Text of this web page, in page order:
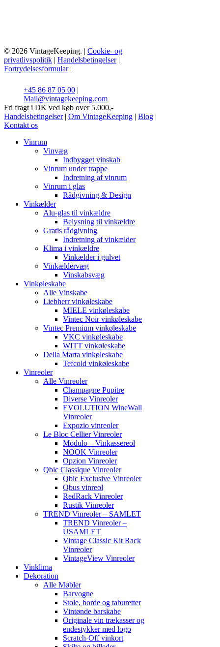
© 2026 VintageKeeping. | Cookie- og
privatlivspolitik | Handelsbetingelser|
Fortrydelsesformular|
+45 86 87 05 00 |
Mail@vintagekeeping.com
Fri fragt i DK ved køb over 5.000,-
Handelsbetingelser| Om VintageKeeping | Blog |
Kontakt os
Vinrum
Vinvæg
Indbygget vinskab
Vinrum under trappe
Indretning af vinrum
Vinrum i glas
Rådgivning & Design
Vinkælder
Alu-glas til vinkældre
Belysning til vinkældre
Gratis rådgivning
Indretning af vinkælder
Klima i vinkældre
Vinkælder i gulvet
Vinkældervæg
Vinskabsvæg
Vinkøleskabe
Alle Vinskabe
Liebherr vinkøleskabe
MIELE vinkøleskabe
Vintec Noir vinkøleskabe
Vintec Premium vinkøleskabe
VKC vinkøleskabe
WITT vinkøleskabe
Della Marta vinkøleskabe
Tefcold vinkøleskabe
Vinreoler
Alle Vinreoler
Champagne Pupitre
Diverse Vinreoler
EVOLUTION WineWall
Vinreoler
Expozio vinreoler
Le Bloc Cellier Vinreoler
Modulo – Vinkassereol
NOOK Vinreoler
Opzion Vinreoler
Qbic Classique Vinreoler
Qbic Exclusive Vinreoler
Qbus vinreol
RedRack Vinreoler
Rustik Vinreoler
TREND Vinreoler – SAMLET
TREND Vinreoler –
USAMLET
Vintage Classic Kit Rack
Vinreoler
VintageView Vinreoler
Vinklima
Dekoration
Alle Møbler
Barvogne
Stole, borde og taburetter
Vintønde barskabe
Originale vin trækasser og
endestykker med logo
Scratch-Off vinkort